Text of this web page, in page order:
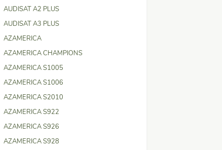
AUDISAT A2 PLUS
AUDISAT A3 PLUS
AZAMERICA
AZAMERICA CHAMPIONS
AZAMERICA S1005
AZAMERICA S1006
AZAMERICA S2010
AZAMERICA S922
AZAMERICA S926
AZAMERICA S928